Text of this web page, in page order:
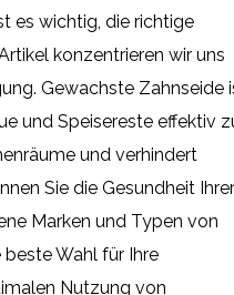
es wichtig, die richtige
konzentrieren wir uns
Gewachste Zahnseide
und Speisereste effektiv
und verhindert
Sie die Gesundheit Ihrer
Marken und Typen von
Wahl für Ihre
Nutzung von